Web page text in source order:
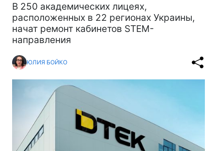
В 250 академических лицеях,
расположенных в 22 регионах Украины,
начат ремонт кабинетов STEM-
направления
ЮЛИЯ БОЙКО